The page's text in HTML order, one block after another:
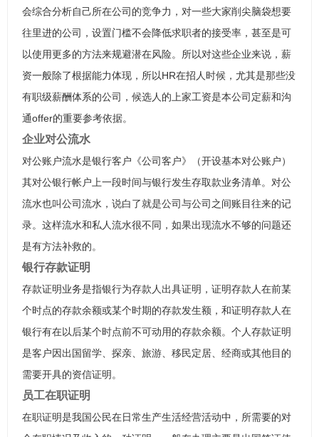
会综合分析自己所在公司的竞争力，对一些大家削尖脑袋想要
往里进的公司，设置门槛不会降低求职者的接受率，甚至是可
以使用更多的方法来规避潜在风险。所以对这些企业来说，薪
资一般除了根据能力体现，所以HR在招人时候，尤其是那些没
有职级薪酬体系的公司，候选人的上家工资是本公司定薪和沟
通offer的重要参考依据。
企业对公流水
对公账户流水是银行客户《公司客户》（开设基本对公账户）
其对公银行帐户上一段时间与银行发生存取款业务清单。对公
流水也叫公司流水，说白了就是公司与公司之间账目往来的记
录。这样流水和私人流水很不同，如果出现流水不够的问题还
是有方法补救的。
银行存款证明
存款证明业务是指银行为存款人出具证明，证明存款人在前某
个时点的存款余额或某个时期的存款发生额，和证明存款人在
银行有在以后某个时点前不可动用的存款余额。个人存款证明
是客户因出国留学、探亲、旅游、移民定居、经商或其他目的
需要开具的资信证明。
员工在职证明
在职证明是我国公民在日常生产生活经营活动中，所需要的对